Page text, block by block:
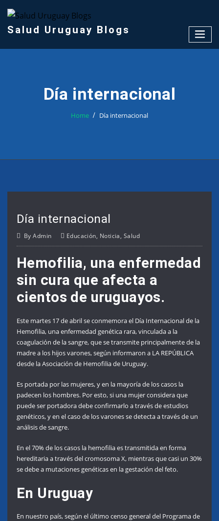
content
Salud Uruguay Blogs
Día internacional
Home Día internacional
Día internacional
ByAdmin Educación, Noticia, Salud
Hemofilia, una enfermedad
sin cura que afecta a
cientos de uruguayos.
Este martes 17 de abril se conmemora el Día Internacional de la
Hemofilia, una enfermedad genética rara, vinculada a la
coagulación de la sangre, que se transmite principalmente de la
madre a los hijos varones, según informaron a LA REPÚBLICA
desde la Asociación de Hemofilia de Uruguay.
Es portada por las mujeres, y en la mayoría de los casos la
padecen los hombres. Por esto, si una mujer considera que
puede ser portadora debe confirmarlo a través de estudios
genéticos, y en el caso de los varones se detecta a través de un
análisis de sangre.
En el 70% de los casos la hemofilia es transmitida en forma
hereditaria a través del cromosoma X, mientras que casi un 30%
se debe a mutaciones genéticas en la gestación del feto.
En Uruguay
En nuestro país, según el último censo general del Programa de